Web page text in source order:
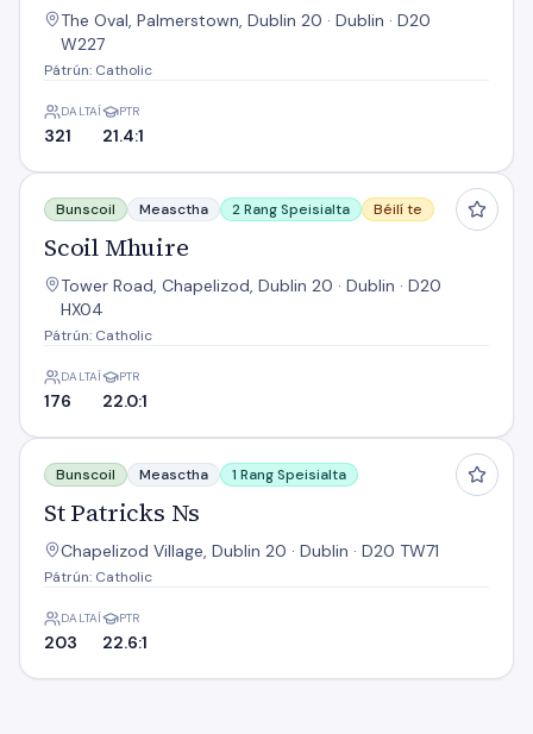
The Oval, Palmerstown, Dublin 20 · Dublin · D20
W227
Pátrún: Catholic
DALTAÍ
321
PTR
21.4:1
Scoil Mhuire
Bunscoil Measctha 2 Rang Speisialta Béilí te
Scoil Mhuire
Tower Road, Chapelizod, Dublin 20 · Dublin · D20
HX04
Pátrún: Catholic
DALTAÍ
176
PTR
22.0:1
St Patricks Ns
Bunscoil Measctha 1 Rang Speisialta
St Patricks Ns
Chapelizod Village, Dublin 20 · Dublin · D20 TW71
Pátrún: Catholic
DALTAÍ
203
PTR
22.6:1